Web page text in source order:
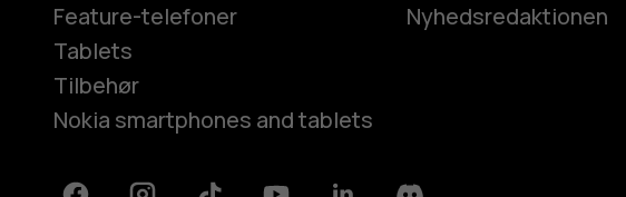
Feature-telefoner
Tablets
Tilbehør
Nokia smartphones and tablets
Nyhedsredaktionen